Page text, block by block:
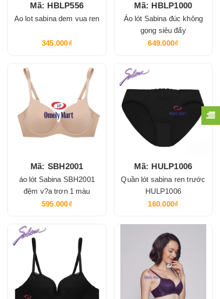
Mã: HBLP556
Ao lot sabina dem vua ren
345.000₫
Mã: HBLP1000
Áo lót Sabina đúc không
gọng siêu đẩy
649.000₫
Mã: SBH2001
áo lót Sabina SBH2001
đệm v?a trơn 1 màu
595.000₫
Mã: HULP1006
Quần lót sabina ren trước
HULP1006
160.000₫